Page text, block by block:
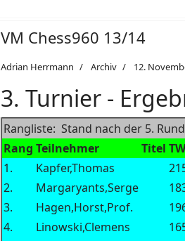
VM Chess960 13/14
Adrian Herrmann Archiv 12.
3. Turnier -
Rangliste: Stand nach der 5.
Rang Teilnehmer Titel
1.
Kapfer,Thomas
2.
Margaryants,Serge
3.
Hagen,Horst,Prof.
4.
Linowski,Clemens